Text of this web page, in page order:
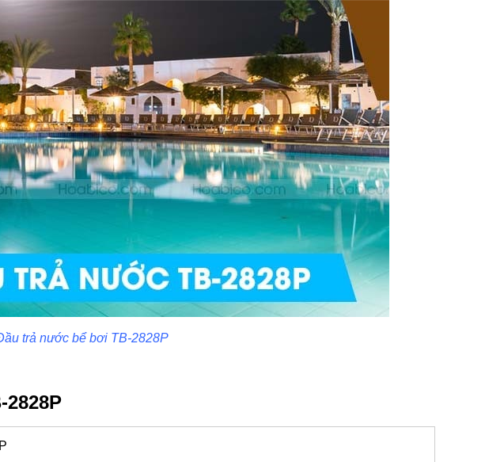
trả nước bể bơi TB-2828P